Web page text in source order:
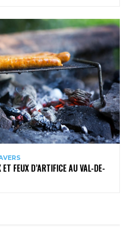
FEUX D’ARTIFICE AU VAL-DE-